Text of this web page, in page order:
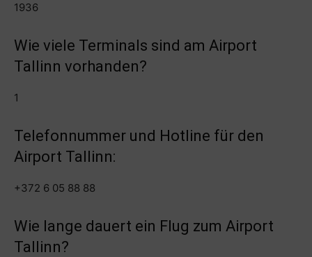
1936
Wie viele Terminals sind am Airport
Tallinn vorhanden?
1
Telefonnummer und Hotline für den
Airport Tallinn:
+372 6 05 88 88
Wie lange dauert ein Flug zum Airport
Tallinn?